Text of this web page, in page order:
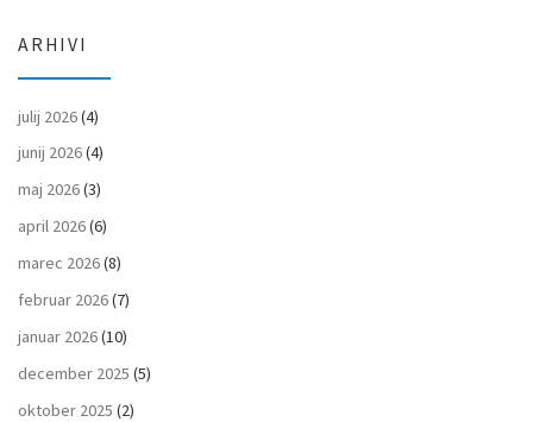
ARHIVI
julij 2026(4)
junij 2026(4)
maj 2026(3)
april 2026(6)
marec 2026(8)
februar 2026(7)
januar 2026(10)
december 2025 (5)
oktober 2025 (2)